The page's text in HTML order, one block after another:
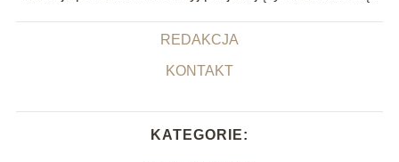
REDAKCJA
KONTAKT
KATEGORIE: